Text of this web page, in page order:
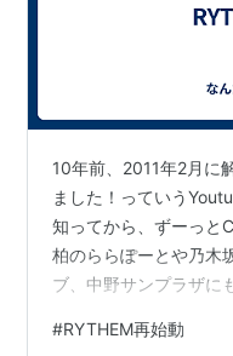
10年前、2011年2月に
ました！っていう
知ってから、ずーっと
柏のららぽーとや乃木
ブ、中野サンプラザに
ごくビックリしたし、
#RYTHEM再始動